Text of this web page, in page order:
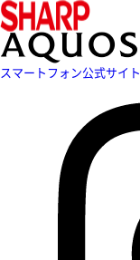
スマートフォン公式サイト